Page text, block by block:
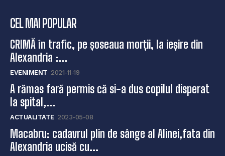
CEL MAI POPULAR
CRIMĂ în trafic, pe șoseaua morții, la ieșire din
Alexandria :...
EVENIMENT 2021-11-19
A rămas fară permis că si-a dus copilul disperat
la spital,...
ACTUALITATE 2023-05-08
Macabru: cadavrul plin de sânge al Alinei,fata din
Alexandria ucisă cu...